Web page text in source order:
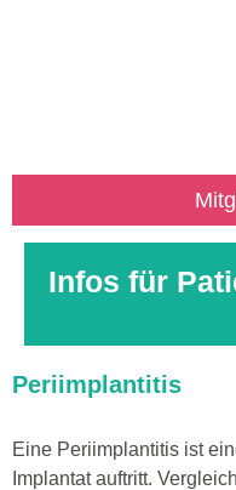
Infos für
Periimplantitis
Eine Periimplantitis ist
Implantat auftritt.